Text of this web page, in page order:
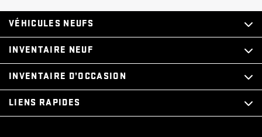
VÉHICULES NEUFS
INVENTAIRE NEUF
INVENTAIRE D’OCCASION
LIENS RAPIDES